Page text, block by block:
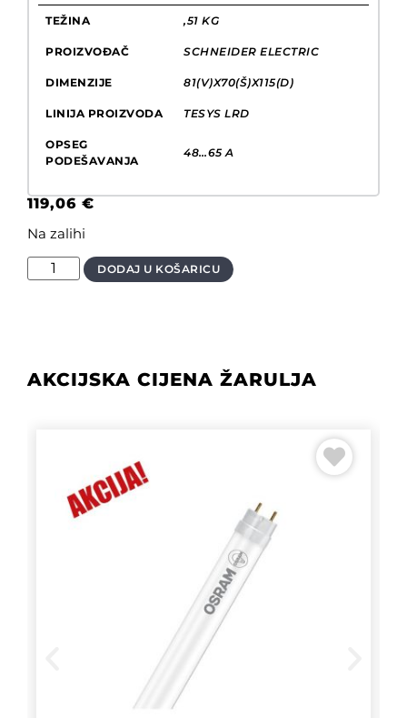
TEŽINA ,51 KG
PROIZVOĐAČ SCHNEIDER ELECTRIC
DIMENZIJE 81(V)X70(Š)X115(D)
LINIJA PROIZVODA TESYS LRD
OPSEG
PODEŠAVANJA
48…65 A
119,06 €
Na zalihi
DODAJ U KOŠARICU
AKCIJSKA CIJENA ŽARULJA